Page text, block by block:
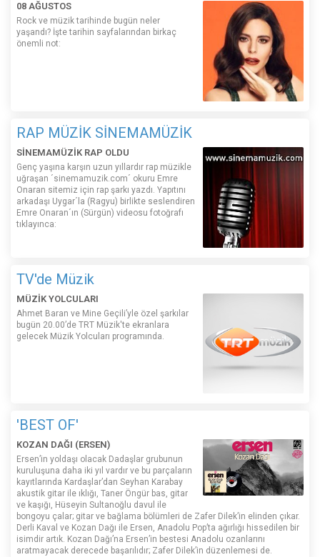
08 AĞUSTOS
Rock ve müzik tarihinde bugün neler
yaşandı? İşte tarihin sayfalarından birkaç
önemli not:
RAP MÜZİK SİNEMAMÜZİK
SİNEMAMÜZİK RAP OLDU
Genç yaşına karşın uzun yıllardır rap müzikle
uğraşan ´sinemamuzik.com´ okuru Emre
Onaran sitemiz için rap şarkı yazdı. Yapıtını
arkadaşı Uygar´la (Ragyu) birlikte seslendiren
Emre Onaran´ın (Sürgün) videosu fotoğrafı
tıklayınca:
TV'de Müzik
MÜZİK YOLCULARI
Ahmet Baran ve Mine Geçili’yle özel şarkılar
bugün 20.00’de TRT Müzik'te ekranlara
gelecek Müzik Yolcuları programında.
'BEST OF'
KOZAN DAĞI (ERSEN)
Ersen’in yoldaşı olacak Dadaşlar grubunun
kuruluşuna daha iki yıl vardır ve bu parçaların
kayıtlarında Kardaşlar’dan Seyhan Karabay
akustik gitar ile ıklığı, Taner Öngür bas, gitar
ve kaşığı, Hüseyin Sultanoğlu davul ile
bongoyu çalar; gitar ve bağlama bölümleri de Zafer Dilek’in elinden çıkar.
Derli Kaval ve Kozan Dağı ile Ersen, Anadolu Pop’ta ağırlığı hissedilen bir
isimdir artık. Kozan Dağı’na Ersen’in bestesi Anadolu ozanlarını
aratmayacak derecede başarılıdır; Zafer Dilek’in düzenlemesi de.